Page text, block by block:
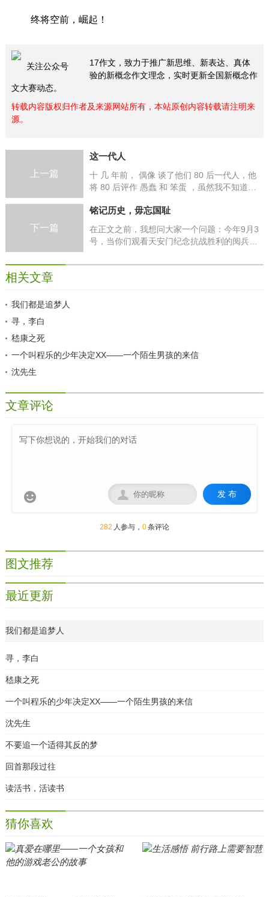
终将空前，崛起！
关注公众号
17作文，致力于推广新思维、新表达、真体
验的新概念作文理念，实时更新全国新概念作
文大赛动态。
转载内容版权归作者及来源网站所有，本站原创内容转载请注明来
源。
上一篇
这一代人
十 几 年前， 偶像 谈了他们 80 后一代人，他
将 80 后评作 愚蠢 和 笨蛋 ，虽然我不知道他
而现在，我比他更年轻，也更愿意谈谈我们
00 后
下一篇
铭记历史，毋忘国耻
在正文之前，我想问大家一个问题：今年9月3
号，当你们观看天安门纪念抗战胜利的阅兵式
林林总总，但我一直在思考：我到底在看什
相关文章
我们都是追梦人
寻，李白
嵇康之死
一个叫程乐的少年决定XX——一个陌生男孩的来信
沈先生
文章评论
 发 布

282 人参与， 0条评论
图文推荐
最近更新
我们都是追梦人
寻，李白
嵇康之死
一个叫程乐的少年决定XX——一个陌生男孩的来信
沈先生
不要追一个适得其反的梦
回首那段过往
读活书，活读书
猜你喜欢